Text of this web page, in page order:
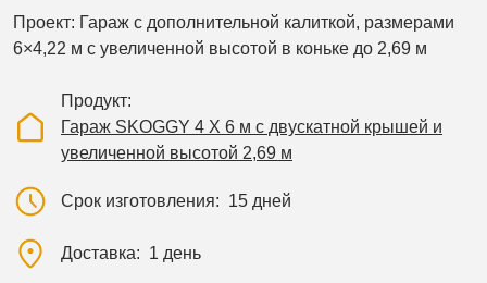
Проект: Гараж с дополнительной калиткой, размерами
6×4,22 м с увеличенной высотой в коньке до 2,69 м
Продукт
Гараж SKOGGY 4 Х 6 м с двускатной крышей и
увеличенной высотой 2,69 м
Срок изготовления 15 дней
Доставка 1 день